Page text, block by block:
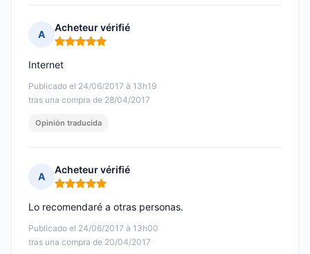
A
Acheteur vérifié
Nota: 5 de 5
Publicado el 24/06/2017 à 13h19
tras una compra de 28/04/2017
Internet
Opinión traducida
A
Acheteur vérifié
Nota: 5 de 5
Publicado el 24/06/2017 à 13h00
tras una compra de 20/04/2017
Lo recomendaré a otras personas.